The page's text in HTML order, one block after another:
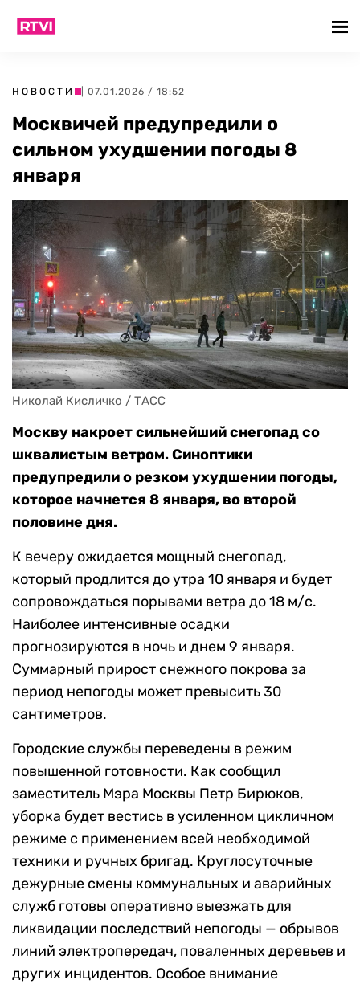
НОВОСТИ | 07.01.2026 / 18:52
Москвичей предупредили о
сильном ухудшении погоды 8
января
Николай Кисличко / ТАСС
Москву накроет сильнейший снегопад со
шквалистым ветром. Синоптики
предупредили о резком ухудшении погоды,
которое начнется 8 января, во второй
половине дня.
К вечеру ожидается мощный снегопад,
который продлится до утра 10 января и будет
сопровождаться порывами ветра до 18 м/с.
Наиболее интенсивные осадки
прогнозируются в ночь и днем 9 января.
Суммарный прирост снежного покрова за
период непогоды может превысить 30
сантиметров.
Городские службы переведены в режим
повышенной готовности. Как сообщил
заместитель Мэра Москвы Петр Бирюков,
уборка будет вестись в усиленном цикличном
режиме с применением всей необходимой
техники и ручных бригад. Круглосуточные
дежурные смены коммунальных и аварийных
служб готовы оперативно выезжать для
ликвидации последствий непогоды — обрывов
линий электропередач, поваленных деревьев и
других инцидентов. Особое внимание